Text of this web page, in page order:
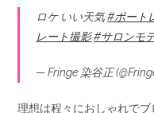
ロケ いい天気#ポート
レート撮影#サロンモ
— Fringe 染谷正
理想は程々におしゃれでブ